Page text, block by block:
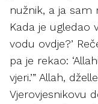
nužnik, a ja
Kada je ugledao
vodu ovdje?’
pa je rekao:
vjeri.’” Allah,
Vjerovjesnikovu